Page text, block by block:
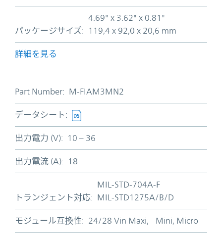
パッケージサイズ:
4.69" x 3.62" x 0.81"
119,4 x 92,0 x 20,6 mm
詳細を見る
Part Number: M-FIAM3MN2
データシート:
出力電力 (V): 10 – 36
出力電流 (A): 18
トランジェント対応:
MIL-STD-704A-F
MIL-STD1275A/B/D
モジュール互換性: 24/28 Vin Maxi, Mini, Micro